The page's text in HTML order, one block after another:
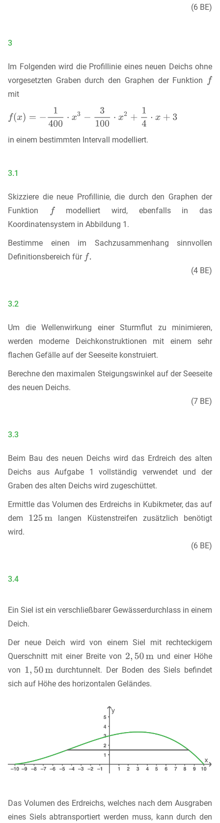
(6 BE)
3
Im Folgenden wird die Profillinie eines neuen Deichs ohne
vorgesetzten Graben durch den Graphen der Funktion
mit
in einem bestimmten Intervall modelliert.
3.1
Skizziere die neue Profillinie, die durch den Graphen der
Funktion
modelliert wird, ebenfalls in das
Koordinatensystem in Abbildung 1.
Bestimme einen im Sachzusammenhang sinnvollen
Definitionsbereich für
(4 BE)
3.2
Um die Wellenwirkung einer Sturmflut zu minimieren,
werden moderne Deichkonstruktionen mit einem sehr
flachen Gefälle auf der Seeseite konstruiert.
Berechne den maximalen Steigungswinkel auf der Seeseite
des neuen Deichs.
(7 BE)
3.3
Beim Bau des neuen Deichs wird das Erdreich des alten
Deichs aus Aufgabe 1 vollständig verwendet und der
Graben des alten Deichs wird zugeschüttet.
Ermittle das Volumen des Erdreichs in Kubikmeter, das auf
dem
langen Küstenstreifen zusätzlich benötigt
wird.
(6 BE)
3.4
Ein Siel ist ein verschließbarer Gewässerdurchlass in einem
Deich.
Der neue Deich wird von einem Siel mit rechteckigem
Querschnitt mit einer Breite von
und einer Höhe
von
durchtunnelt. Der Boden des Siels befindet
sich auf Höhe des horizontalen Geländes.
Das Volumen des Erdreichs, welches nach dem Ausgraben
eines Siels abtransportiert werden muss, kann durch den